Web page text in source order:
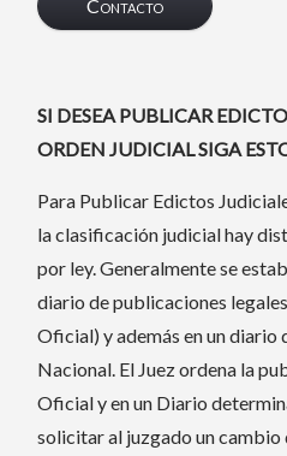
Contacto
SI DESEA PUBLICAR
ORDEN JUDICIAL SIGA
Para Publicar Edictos
la clasificación judicial hay
por ley. Generalmente se
diario de publicaciones
Oficial) y además en un diario
Nacional. El Juez ordena la
Oficial y en un Diario
solicitar al juzgado un